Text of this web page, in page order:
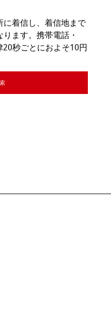
着信し、着信地まで
ます。携帯電話・
秒ごとにおよそ10円